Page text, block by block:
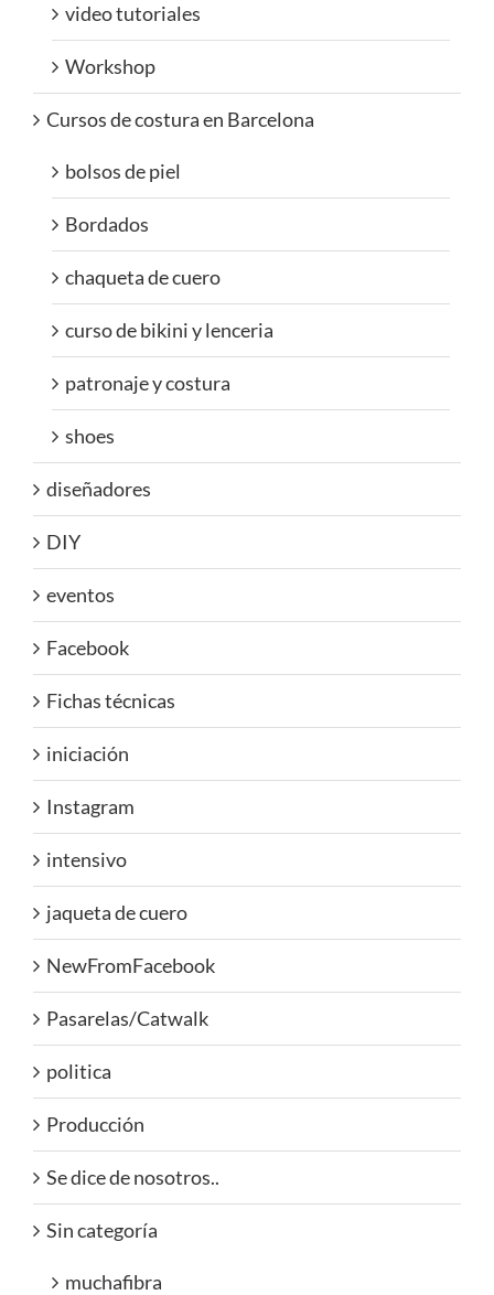
video tutoriales
Workshop
Cursos de costura en Barcelona
bolsos de piel
Bordados
chaqueta de cuero
curso de bikini y lenceria
patronaje y costura
shoes
diseñadores
DIY
eventos
Facebook
Fichas técnicas
iniciación
Instagram
intensivo
jaqueta de cuero
NewFromFacebook
Pasarelas/Catwalk
politica
Producción
Se dice de nosotros..
Sin categoría
muchafibra